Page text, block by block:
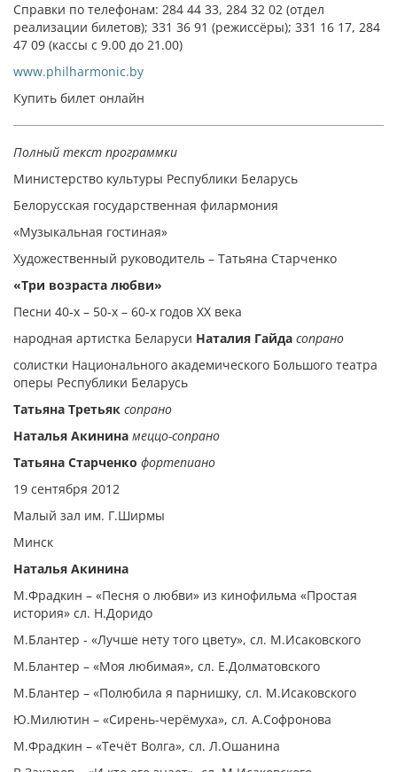
Справки по телефонам: 284 44 33, 284 32 02 (отдел
реализации билетов); 331 36 91 (режиссёры); 331 16 17, 284
47 09 (кассы с 9.00 до 21.00)
www.philharmonic.by
Купить билет онлайн
Полный текст программки
Министерство культуры Республики Беларусь
Белорусская государственная филармония
«Музыкальная гостиная»
Художественный руководитель – Татьяна Старченко
«Три возраста любви»
Песни 40-х – 50-х – 60-х годов ХХ века
народная артистка Беларуси Наталия Гайда сопрано
солистки Национального академического Большого театра
оперы Республики Беларусь
Татьяна Третьяк сопрано
Наталья Акинина меццо-сопрано
Татьяна Старченко фортепиано
19 сентября 2012
Малый зал им. Г.Ширмы
Минск
Наталья Акинина
М.Фрадкин – «Песня о любви» из кинофильма «Простая
история» сл. Н.Доридо
М.Блантер - «Лучше нету того цвету», сл. М.Исаковского
М.Блантер – «Моя любимая», сл. Е.Долматовского
М.Блантер – «Полюбила я парнишку, сл. М.Исаковского
Ю.Милютин – «Сирень-черёмуха», сл. А.Софронова
М.Фрадкин – «Течёт Волга», сл. Л.Ошанина